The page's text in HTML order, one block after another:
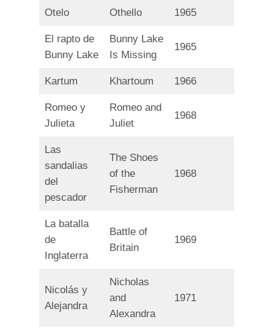
Otelo Othello 1965
El rapto de
Bunny Lake
Bunny Lake
Is Missing
1965
Kartum Khartoum 1966
Romeo y
Julieta
Romeo and
Juliet
1968
Las
sandalias
del
pescador
The Shoes
of the
Fisherman
1968
La batalla
de
Inglaterra
Battle of
Britain
1969
Nicolás y
Alejandra
Nicholas
and
Alexandra
1971